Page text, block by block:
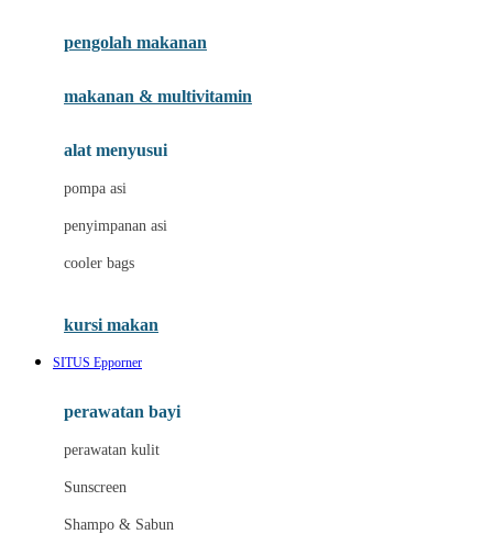
Joolz
Leclerc
Lee Vierra
Lillebaby
Little Bird Told Me
Little Miss Janis
London Taxi
pengolah makanan
makanan & multivitamin
alat menyusui
pompa asi
penyimpanan asi
cooler bags
kursi makan
SITUS Epporner
perawatan bayi
perawatan kulit
Sunscreen
Shampo & Sabun